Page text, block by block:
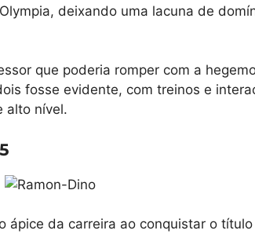
deixando uma lacuna de
que poderia romper com a
fosse evidente, com treinos e
alto nível.
ápice da carreira ao conquistar o